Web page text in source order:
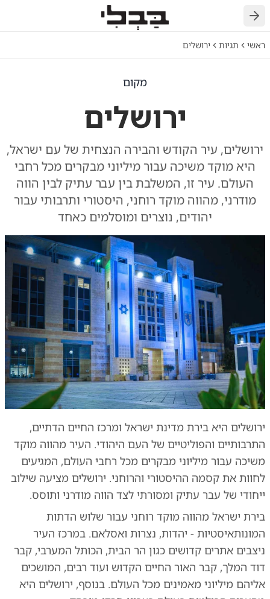
חזרה
ראשי תגיות ירושלים
מקום
ירושלים
ירושלים, עיר הקודש והבירה הנצחית של עם ישראל,
היא מוקד משיכה עבור מיליוני מבקרים מכל רחבי
העולם. עיר זו, המשלבת בין עבר עתיק לבין הווה
מודרני, מהווה מוקד רוחני, היסטורי ותרבותי עבור
יהודים, נוצרים ומוסלמים כאחד
ירושלים היא בירת מדינת ישראל ומרכז החיים הדתיים,
התרבותיים והפוליטיים של העם היהודי. העיר מהווה מוקד
משיכה עבור מיליוני מבקרים מכל רחבי העולם, המגיעים
לחוות את קסמה ההיסטורי והרוחני. ירושלים מציעה שילוב
ייחודי של עבר עתיק ומסורתי לצד הווה מודרני ותוסס.
בירת ישראל מהווה מוקד רוחני עבור שלוש הדתות
המונותאיסטיות - יהדות, נצרות ואסלאם. במרכז העיר
ניצבים אתרים קדושים כגון הר הבית, הכותל המערבי, קבר
דוד המלך, קבר האור החיים הקדוש ועוד רבים, המושכים
אליהם מיליוני מאמינים מכל העולם. בנוסף, ירושלים היא